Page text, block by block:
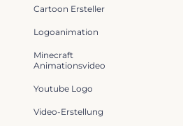
Cartoon Ersteller
Logoanimation
Minecraft
Animationsvideo
Youtube Logo
Video-Erstellung